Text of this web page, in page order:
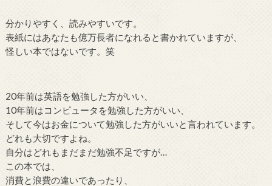
分かりやすく、読みやすいです。
表紙にはあなたも億万長者になれると書かれていますが、
怪しい本ではないです。笑
20年前は英語を勉強した方がいい、
10年前はコンピュータを勉強した方がいい、
そして今はお金について勉強した方がいいと言われています。
どれも大切ですよね。
自分はどれもまだまだ勉強不足ですが…
この本では、
消費と浪費の違いであったり、